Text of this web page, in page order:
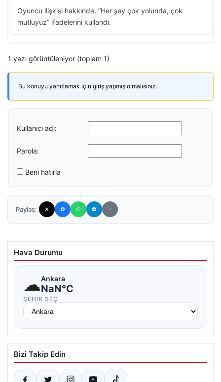
Oyuncu ilişkisi hakkında, “Her şey çok yolunda, çok
mutluyuz” ifadelerini kullandı.
1 yazı görüntüleniyor (toplam 1)
Bu konuyu yanıtlamak için giriş yapmış olmalısınız.
Kullanıcı adı:
Parola:
Beni hatırla
Paylaş:
Hava Durumu
☁Ankara
NaN°C
ŞEHIR SEÇ
Bizi Takip Edin